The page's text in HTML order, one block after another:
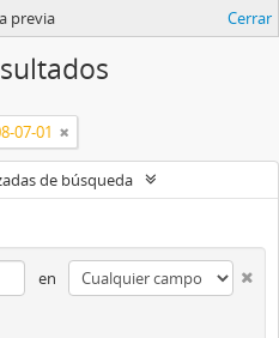
previa Cerrar
07-01
de búsqueda
en